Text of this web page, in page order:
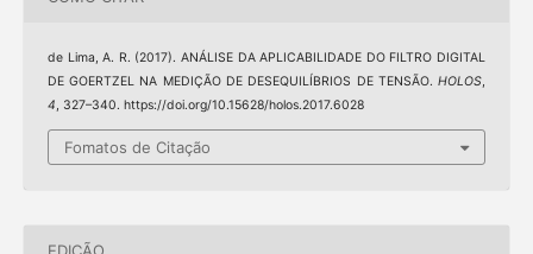
de Lima, A. R. (2017). ANÁLISE DA APLICABILIDADE DO FILTRO DIGITAL
DE GOERTZEL NA MEDIÇÃO DE DESEQUILÍBRIOS DE TENSÃO.HOLOS,
4, 327–340. https://doi.org/10.15628/holos.2017.6028
Fomatos de Citação